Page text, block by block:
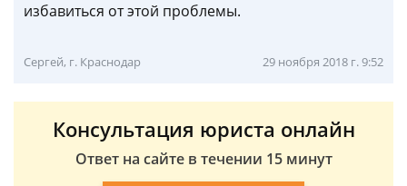
избавиться от этой проблемы.
Сергей, г. Краснодар 29 ноября 2018 г. 9:52
Консультация юриста онлайн
Ответ на сайте в течении 15 минут